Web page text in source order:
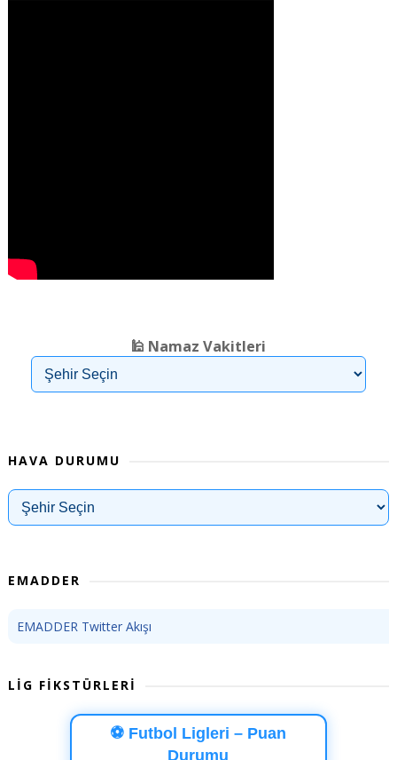
🕌 Namaz Vakitleri
HAVA DURUMU
EMADDER
EMADDER Twitter Akışı
LİG FİKSTÜRLERİ
⚽ Futbol Ligleri – Puan
Durumu